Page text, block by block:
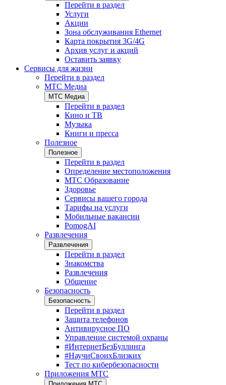
Перейти в раздел
Услуги
Акции
Зона обслуживания Ethernet
Карта покрытия 3G/4G
Архив услуг и акций
Оставить заявку
Сервисы для жизни
Перейти в раздел
МТС Медиа
МТС Медиа
Перейти в раздел
Кино и ТВ
Музыка
Книги и пресса
Полезное
Полезное
Перейти в раздел
Определение местоположения
МТС Образование
Здоровье
Сервисы вашего города
Тарифы на услуги
Мобильные вакансии
PomogAI
Развлечения
Развлечения
Перейти в раздел
Знакомства
Развлечения
Общение
Безопасность
Безопасность
Перейти в раздел
Защита телефонов
Антивирусное ПО
Управление системой охраны
#ИнтернетБезБуллинга
#НаучиСвоихБлизких
Тест по кибербезопасности
Приложения МТС